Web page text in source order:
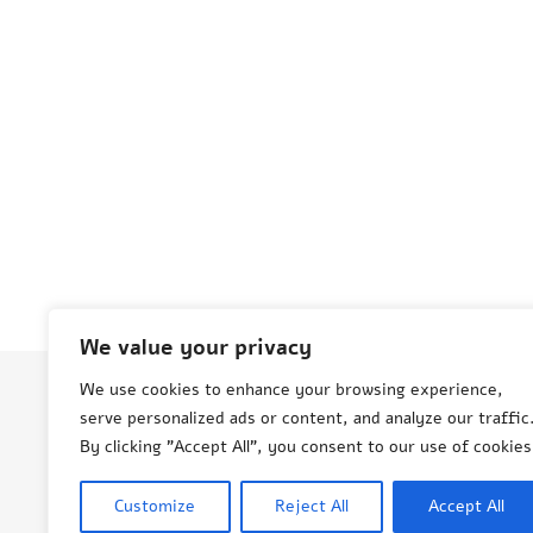
We value your privacy
We use cookies to enhance your browsing experience,
serve personalized ads or content, and analyze our traffic.
By clicking "Accept All", you consent to our use of
Customize Reject All Accept All
© Aneta Grenda Życie i podróże